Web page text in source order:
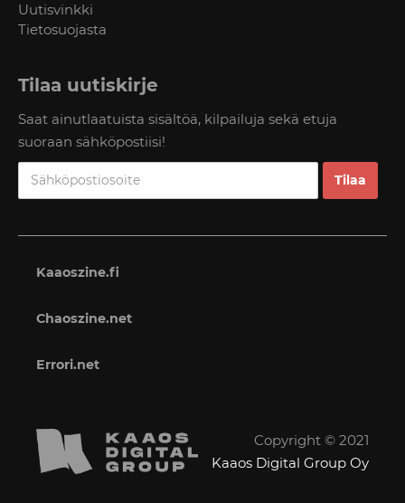
Uutisvinkki
Tietosuojasta
Tilaa uutiskirje
Saat ainutlaatuista sisältöä, kilpailuja sekä etuja
suoraan sähköpostiisi!
Kaaoszine.fi
Chaoszine.net
Errori.net
Copyright © 2021
Kaaos Digital Group Oy